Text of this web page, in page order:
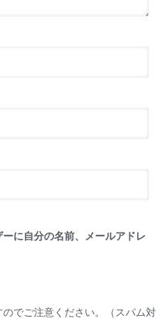
に自分の名前、メールアドレ
でご注意ください。（スパム対